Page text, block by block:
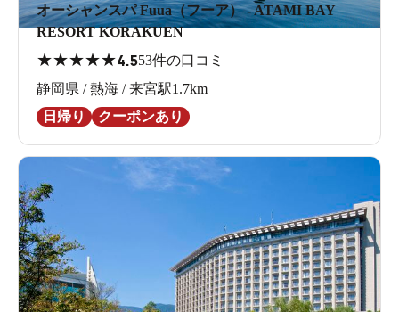
オーシャンスパ Fuua（フーア） - ATAMI BAY
RESORT KORAKUEN
★★★★★4.553件の口コミ
静岡県 / 熱海 / 来宮駅1.7km
日帰り
クーポンあり